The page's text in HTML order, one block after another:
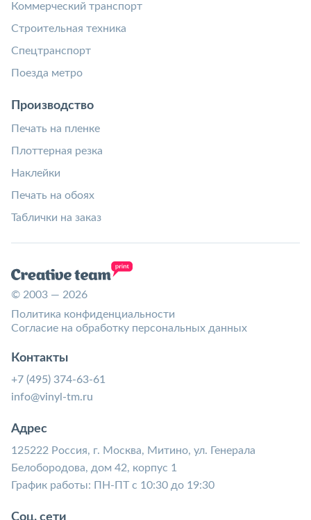
Коммерческий транспорт
Строительная техника
Спецтранспорт
Поезда метро
Производство
Печать на пленке
Плоттерная резка
Наклейки
Печать на обоях
Таблички на заказ
© 2003 — 2026
Политика конфиденциальности
Согласие на обработку персональных данных
Контакты
+7 (495) 374-63-61
info@vinyl-tm.ru
Адрес
125222 Россия, г. Москва, Митино, ул. Генерала
Белобородова, дом 42, корпус 1
График работы: ПН-ПТ с 10:30 до 19:30
Соц. сети